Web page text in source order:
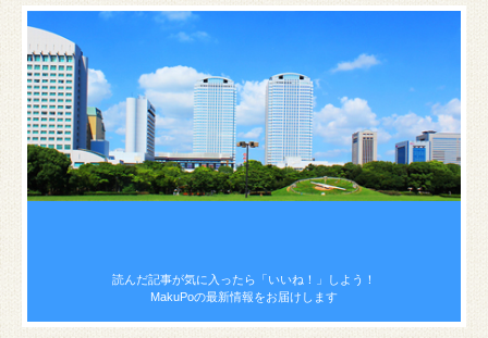
読んだ記事が気に入ったら 「いいね！」しよう！
MakuPoの最新情報をお届けします